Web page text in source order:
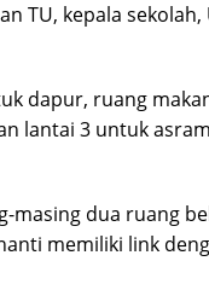
TU, kepala
dapur, ruang
lantai 3 untuk
masing dua ruang
memiliki link